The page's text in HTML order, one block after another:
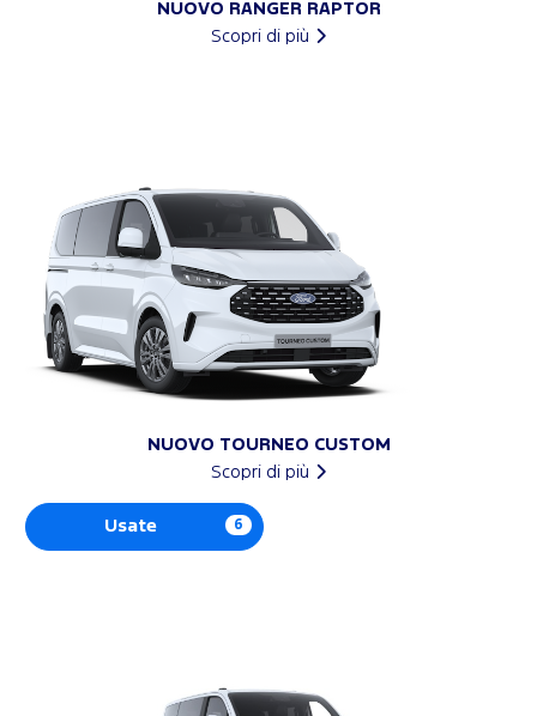
NUOVO RANGER RAPTOR
Scopri di più
NUOVO TOURNEO CUSTOM
Scopri di più
Usate 6